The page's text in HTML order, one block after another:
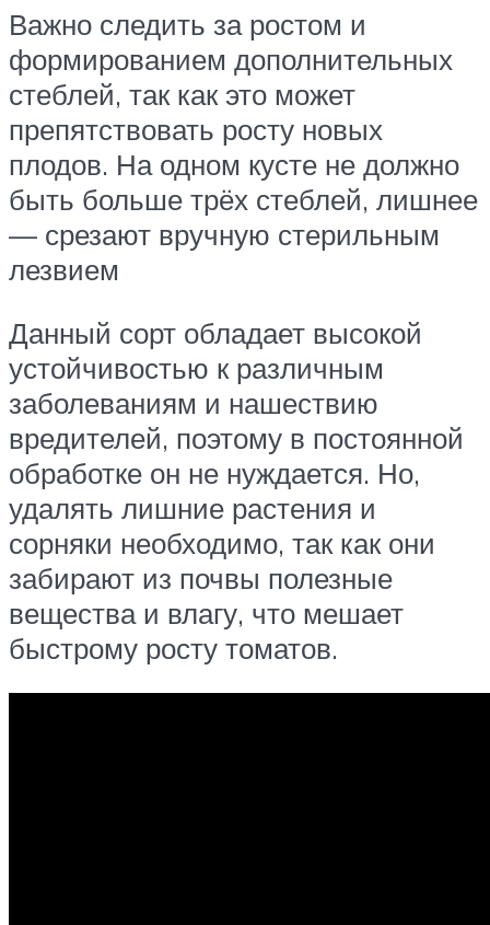
Важно следить за ростом и
формированием дополнительных
стеблей, так как это может
препятствовать росту новых
плодов. На одном кусте не должно
быть больше трёх стеблей, лишнее
— срезают вручную стерильным
лезвием
Данный сорт обладает высокой
устойчивостью к различным
заболеваниям и нашествию
вредителей, поэтому в постоянной
обработке он не нуждается. Но,
удалять лишние растения и
сорняки необходимо, так как они
забирают из почвы полезные
вещества и влагу, что мешает
быстрому росту томатов.